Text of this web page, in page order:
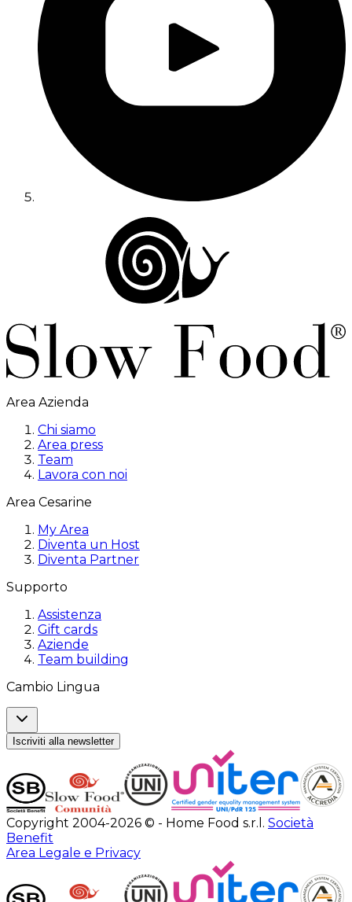
Area Azienda
Chi siamo
Area press
Team
Lavora con noi
Area Cesarine
My Area
Diventa un Host
Diventa Partner
Supporto
Assistenza
Gift cards
Aziende
Team building
Cambio Lingua
Iscriviti alla newsletter
Copyright 2004-2026 © - Home Food s.r.l. Società
Benefit
Area Legale e Privacy